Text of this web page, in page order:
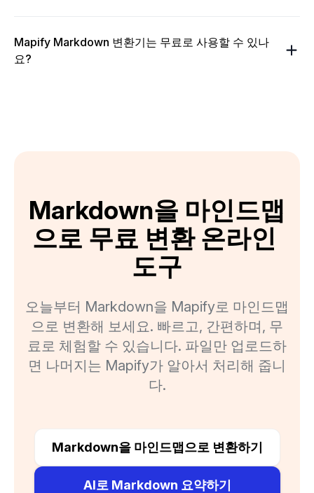
Mapify Markdown 변환기는 무료로 사용할 수 있나
요?
Markdown을 마인드맵
으로 무료 변환 온라인
도구
오늘부터 Markdown을 Mapify로 마인드맵
으로 변환해 보세요. 빠르고, 간편하며, 무
료로 체험할 수 있습니다. 파일만 업로드하
면 나머지는 Mapify가 알아서 처리해 줍니
다.
Markdown을 마인드맵으로 변환하기
AI로 Markdown 요약하기